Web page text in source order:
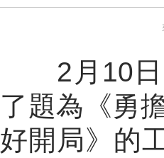
2 月 10
了題為《勇
好開局》的
键